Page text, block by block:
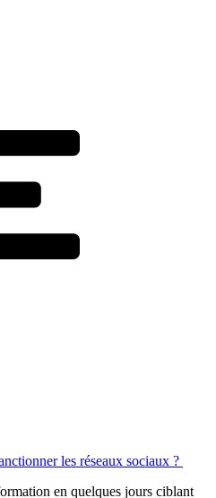
les réseaux sociaux ?
en quelques jours ciblant